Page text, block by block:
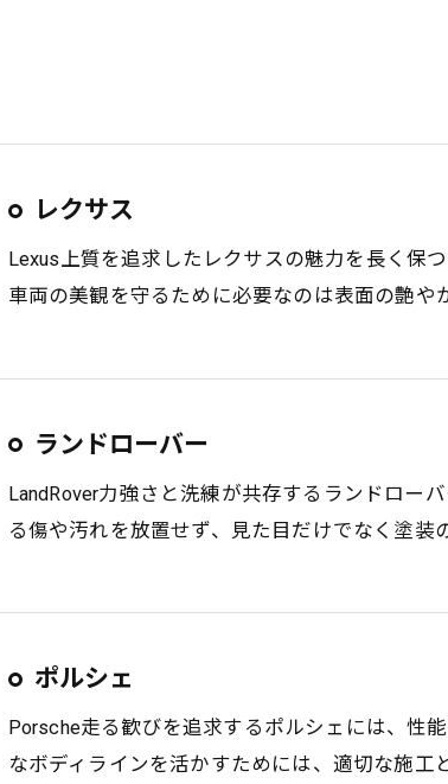
レクサス
Lexus上質を追求したレクサスの魅力を長く保
車両の美観を守るために必要なのは表面の艶
ランドローバー
LandRover力強さと洗練が共存するランドロー
る傷や汚れを放置せず、見た目だけでなく塗
ポルシェ
Porsche走る歓びを追求するポルシェには、性
なボディラインを活かすためには、適切な施